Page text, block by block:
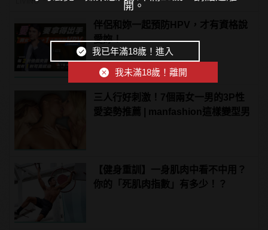
開。
我已年滿18歲！進入
我未滿18歲！離開
伴侶和妳一起預防HPV，才有資格說
愛妳！
PR・台灣癌症基金會
三人行好刺激！7個兩女一男的3P性
愛姿勢推薦 | manfashion這樣變型男
【健身重訓】一身肌肉中看不中用？
你的「死肌肉指數」有多少！？